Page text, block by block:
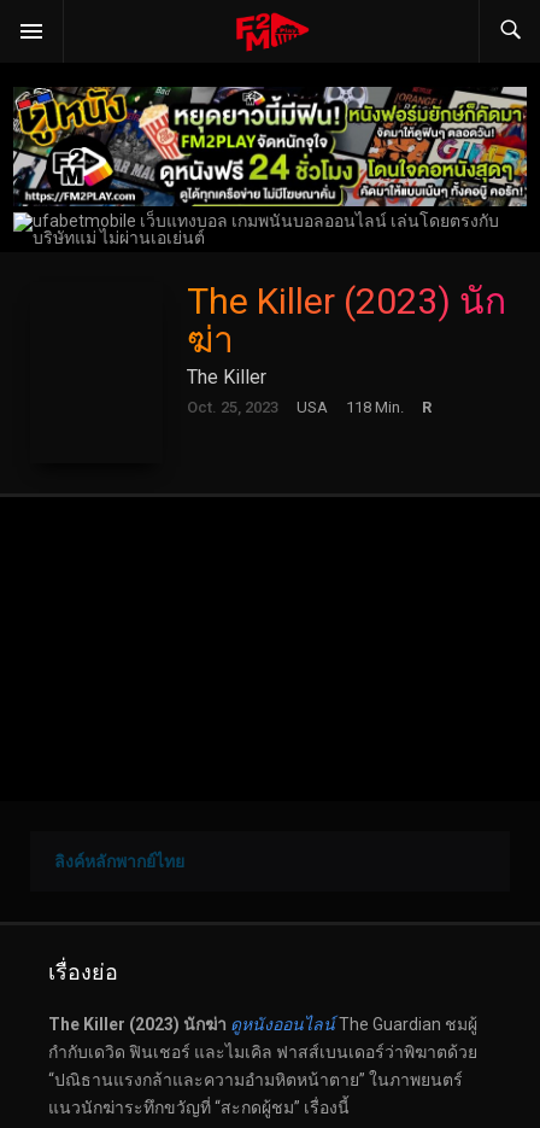
The Killer (2023) นัก
ฆ่า
The Killer
Oct. 25, 2023 USA 118 Min. R
ลิงค์หลักพากย์ไทย
เรื่องย่อ
The Killer (2023) นักฆ่า ดูหนังออนไลน์The Guardian ชมผู้
กำกับเดวิด ฟินเชอร์ และไมเคิล ฟาสส์เบนเดอร์ว่าพิฆาตด้วย
“ปณิธานแรงกล้าและความอำมหิตหน้าตาย” ในภาพยนตร์
แนวนักฆ่าระทึกขวัญที่ “สะกดผู้ชม” เรื่องนี้